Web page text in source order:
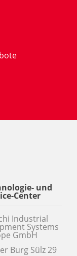
und
Center
Industrial
Systems
GmbH
Burg Sülz 29